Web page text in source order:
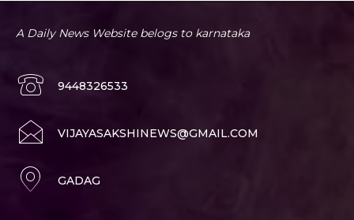
A Daily News Website belogs to karnataka
9448326533
VIJAYASAKSHINEWS@GMAIL.COM
GADAG